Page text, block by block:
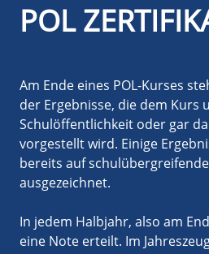
POL
Am Ende eines POL-Kurses
der Ergebnisse, die dem Kurs
Schulöffentlichkeit oder gar
vorgestellt wird. Einige
bereits auf
ausgezeichnet.
In jedem Halbjahr, also am
eine Note erteilt. Im